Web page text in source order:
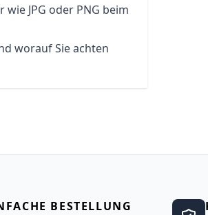
JPG oder PNG beim
worauf Sie achten
BESTELLUNG